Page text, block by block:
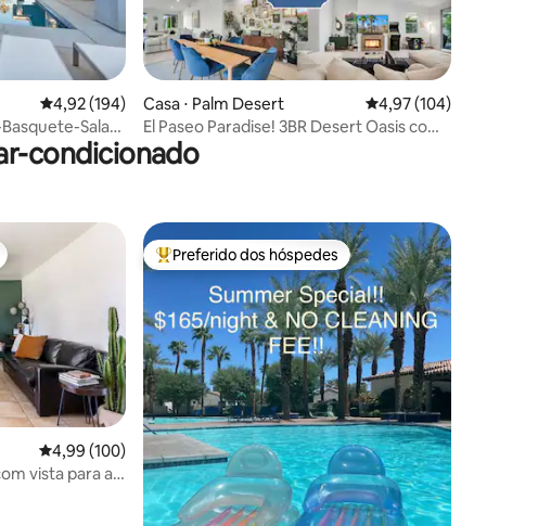
4,92 de uma avaliação média de 5, 194 avaliações
4,92 (194)
Sala
perguntar
Casa ⋅ Palm Desert 4,97 de uma avaliação
4,97 (104)
El Paseo Paradise! 3BR Desert Oasis com
piscina/spa
condicionado
4,99 de uma avaliação média de 5, 100 avaliações
4,99 (100)
vista para a
Entre os melhores preferidos dos hóspedes
Preferido dos hóspedes